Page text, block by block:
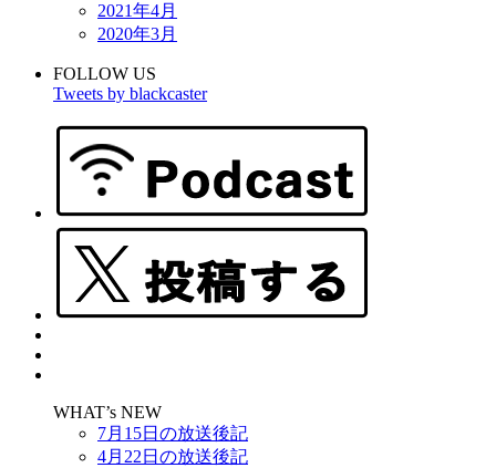
2021年4月
2020年3月
FOLLOW US
Tweets by blackcaster
WHAT’s NEW
7月15日の放送後記
4月22日の放送後記